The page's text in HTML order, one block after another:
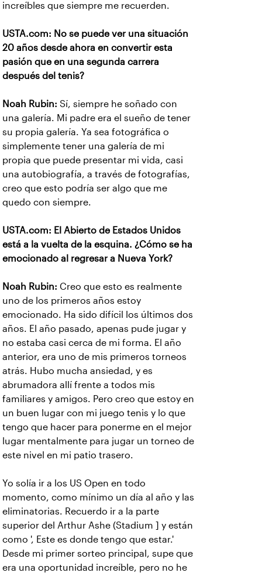
increíbles que siempre me recuerden.
USTA.com: No se puede ver una situación
20 años desde ahora en convertir esta
pasión que en una segunda carrera
después del tenis?
Noah Rubin: Sí, siempre he soñado con
una galería. Mi padre era el sueño de tener
su propia galería. Ya sea fotográfica o
simplemente tener una galería de mi
propia que puede presentar mi vida, casi
una autobiografía, a través de fotografías,
creo que esto podría ser algo que me
quedo con siempre.
USTA.com: El Abierto de Estados Unidos
está a la vuelta de la esquina. ¿Cómo se ha
emocionado al regresar a Nueva York?
Noah Rubin: Creo que esto es realmente
uno de los primeros años estoy
emocionado. Ha sido difícil los últimos dos
años. El año pasado, apenas pude jugar y
no estaba casi cerca de mi forma. El año
anterior, era uno de mis primeros torneos
atrás. Hubo mucha ansiedad, y es
abrumadora allí frente a todos mis
familiares y amigos. Pero creo que estoy en
un buen lugar con mi juego tenis y lo que
tengo que hacer para ponerme en el mejor
lugar mentalmente para jugar un torneo de
este nivel en mi patio trasero.
Yo solía ir a los US Open en todo
momento, como mínimo un día al año y las
eliminatorias. Recuerdo ir a la parte
superior del Arthur Ashe (Stadium ] y están
como ', Este es donde tengo que estar.'
Desde mi primer sorteo principal, supe que
era una oportunidad increíble, pero no he